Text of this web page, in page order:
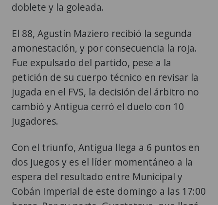
doblete y la goleada.
El 88, Agustín Maziero recibió la segunda
amonestación, y por consecuencia la roja.
Fue expulsado del partido, pese a la
petición de su cuerpo técnico en revisar la
jugada en el FVS, la decisión del árbitro no
cambió y Antigua cerró el duelo con 10
jugadores.
Con el triunfo, Antigua llega a 6 puntos en
dos juegos y es el líder momentáneo a la
espera del resultado entre Municipal y
Cobán Imperial de este domingo a las 17:00